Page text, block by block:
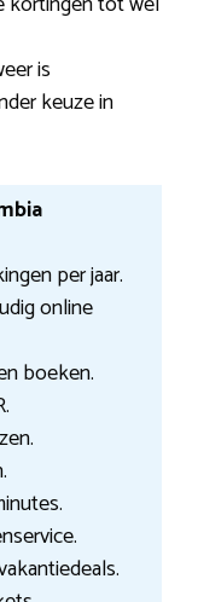
is
keuze in
per jaar.
online
boeken.